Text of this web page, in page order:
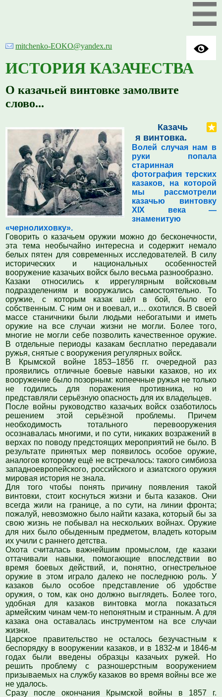
mitchenko-EOKO@yandex.ru
ИСТОРИЯ КАЗАЧЕСТВА
О казачьей винтовке замолвите
слово...
Казачь
я винтовка.
Волей случая нам в
руки попала
старинная
фотография терских
казаков, на которой
мы рассмотрели
казачью винтовку
XIX века —
знаменитую
«чернолиховку».
Говорить о казачьем оружии можно до бесконечности,
эта тема необычайно интересна и содержит немало
белых пятен для современных исследователей. В силу
исторических и национальных особенностей
вооружение казачьих войск было весьма разнообразно.
Казаки относились к иррегулярным войсковым
подразделениям и вооружались самостоятельно. То
оружие, с которым казак шёл в бой, было его
собственным. С ним он и воевал, и… охотился. В своей
массе станичники были людьми небогатыми и иметь
оружие на все случаи жизни не могли. Более того,
многие не могли себе позволить качественное оружие.
В отдельные периоды казакам бесплатно передавали
ружья, снятые с вооружения регулярных войск.
В Крымской войне 1853–1856 гг. очередной раз
проявились отличные боевые навыки казаков, но их
вооружение было позорным: копеечные ружья не только
не годились для поражения противника, но и
представляли серьёзную опасность для их владельцев.
После войны руководство казачьих войск озаботилось
решением этой серьёзной проблемы. Причем
необходимость тотального перевооружения
осознавалась многими, и по сути, никаких возражений в
верхах по поводу предстоящих мероприятий не было. В
результате принятых мер появилось особое оружие,
аналогов которому ещё не встречалось: такого симбиоза
западноевропейского, российского и азиатского оружия
мировая история не знала.
Для того чтобы понять причину появления такой
винтовки, стоит коснуться жизни и быта казаков. Они
всегда жили на границе, а по сути, на линии фронта;
пожалуй, невозможно было найти казака, который бы за
свою жизнь не побывал на нескольких войнах. Оружие
для них было обыденным предметом, владеть которым
их учили с раннего детства.
Охота считалась важнейшим промыслом, где казаки
оттачивали навыки, помогающие впоследствии во
время боевых действий, и, понятно, огнестрельное
оружие в этом играло далеко не последнюю роль. У
казаков было особое представление об удобстве
оружия, о том, как оно должно выглядеть. Более того,
удобная для казаков винтовка могла показаться
армейским чинам чем-то непонятным и странным. А для
казака она оставалась инструментом на все случаи
жизни.
Царское правительство не осталось безучастным к
беспорядку в вооружении казаков, и в 1832-м и 1846-м
годах были введены образцы казачьих ружей. Но
решить проблему с разношерстным вооружением
призываемых на службу казаков во время войны все же
не удалось.
Сразу после окончания Крымской войны в 1857 г.